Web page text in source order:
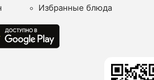
Избранные блюда